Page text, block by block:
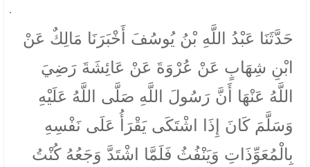
حَدَّثَنَا عَبْدُ اللَّهِ بْنُ يُوسُفَ أَخْبَرَنَا مَالِكٌ عَنْ
ابْنِ شِهَابٍ عَنْ عُرْوَةَ عَنْ عَائِشَةَ رَضِيَ
اللَّهُ عَنْهَا أَنَّ رَسُولَ اللَّهِ صَلَّى اللَّهُ عَلَيْهِ
وَسَلَّمَ كَانَ إِذَا اشْتَكَى يَقْرَأُ عَلَى نَفْسِهِ
بِالْمُعَوِّذَاتِ وَيَنْفُثُ فَلَمَّا اشْتَدَّ وَجَعُهُ كُنْتُ